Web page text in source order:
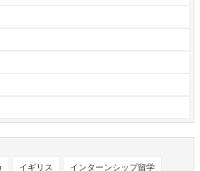
イギリス インターンシップ留学